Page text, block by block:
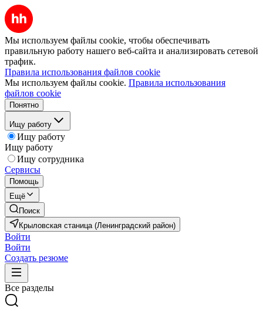
Мы используем файлы cookie, чтобы обеспечивать
правильную работу нашего веб-сайта и анализировать сетевой
трафик.
Правила использования файлов cookie
Мы используем файлы cookie. Правила использования
файлов cookie
Понятно
Ищу работу
Ищу работу
Ищу работу
Ищу сотрудника
Сервисы
Помощь
Ещё
Поиск
Крыловская станица (Ленинградский район)
Войти
Войти
Создать резюме
Все разделы